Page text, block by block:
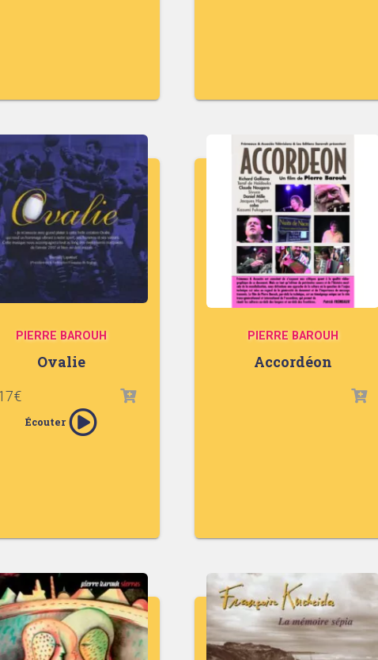
PIERRE BAROUH
Ovalie
€
Écouter
PIERRE BAROUH
Accordéon